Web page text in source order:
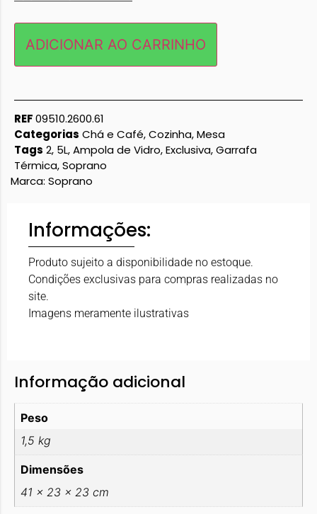
ADICIONAR AO CARRINHO
REF09510.2600.61
Categorias Chá e Café,Cozinha,Mesa
Tags 2, 5L,Ampola de Vidro,Exclusiva,Garrafa
Térmica,Soprano
Marca: Soprano
Informações:
Produto sujeito a disponibilidade no estoque.
Condições exclusivas para compras realizadas no
site.
Imagens meramente ilustrativas
Informação adicional
Peso
1,5 kg
Dimensões
41 × 23 × 23 cm